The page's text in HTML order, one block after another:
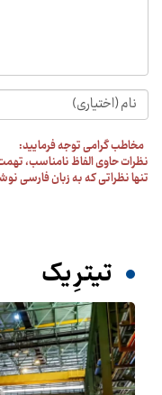
مخاطب گرامی توجه فرمایید:
نظرات حاوی الفاظ نامناسب،
تنها نظراتی که به زبان فارسی
تیترِ یک